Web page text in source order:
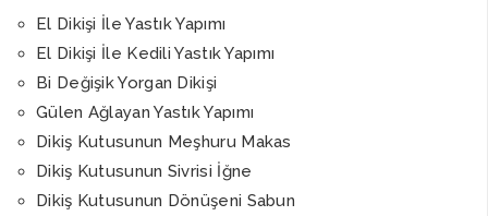
El Dikişi İle Yastık Yapımı
El Dikişi İle Kedili Yastık Yapımı
Bi Değişik Yorgan Dikişi
Gülen Ağlayan Yastık Yapımı
Dikiş Kutusunun Meşhuru Makas
Dikiş Kutusunun Sivrisi İğne
Dikiş Kutusunun Dönüşeni Sabun